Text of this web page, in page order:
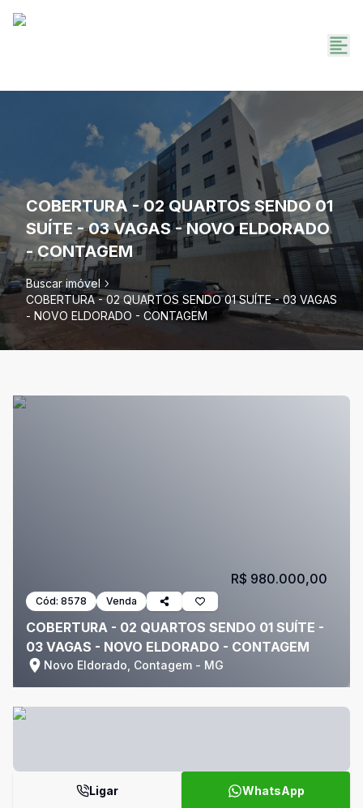
COBERTURA - 02 QUARTOS SENDO 01
SUÍTE - 03 VAGAS - NOVO ELDORADO
- CONTAGEM
Buscar imóvel
COBERTURA - 02 QUARTOS SENDO 01 SUÍTE - 03 VAGAS
- NOVO ELDORADO - CONTAGEM
Cód: 8578 Venda
COBERTURA - 02 QUARTOS SENDO 01 SUÍTE -
03 VAGAS - NOVO ELDORADO - CONTAGEM
Novo Eldorado, Contagem - MG
R$ 980.000,00
Ligar WhatsApp